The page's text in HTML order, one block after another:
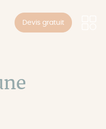
Devis gratuit